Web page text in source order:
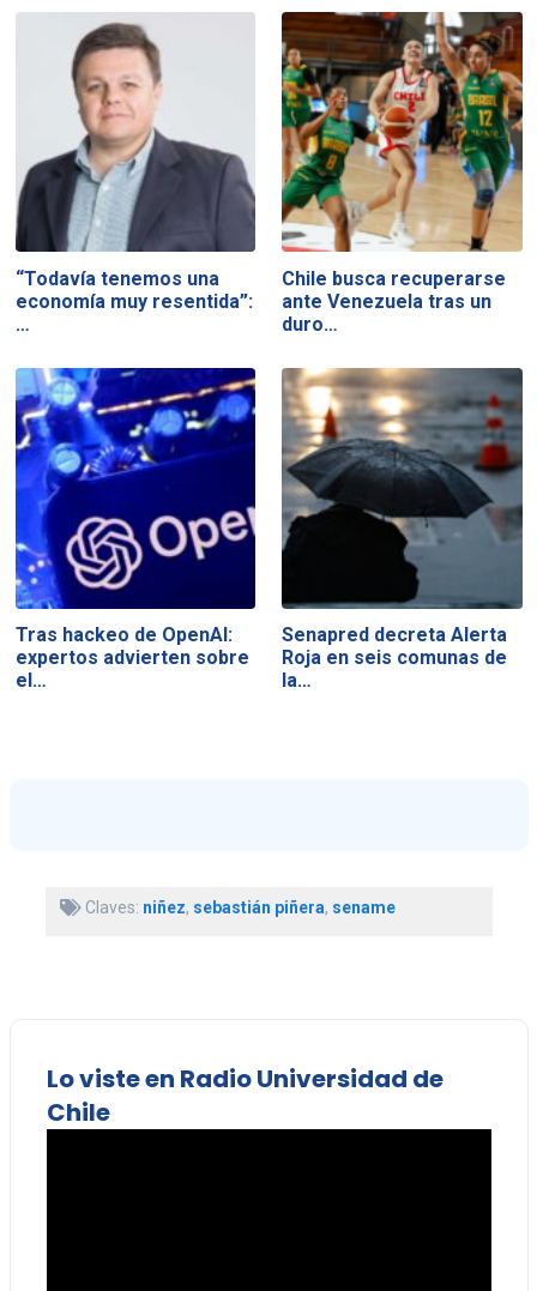
“Todavía tenemos una
economía muy resentida”:
…
Chile busca recuperarse
ante Venezuela tras un
duro…
Tras hackeo de OpenAI:
expertos advierten sobre
el…
Senapred decreta Alerta
Roja en seis comunas de
la…
Claves: niñez, sebastián piñera, sename
Lo viste en Radio Universidad de
Chile